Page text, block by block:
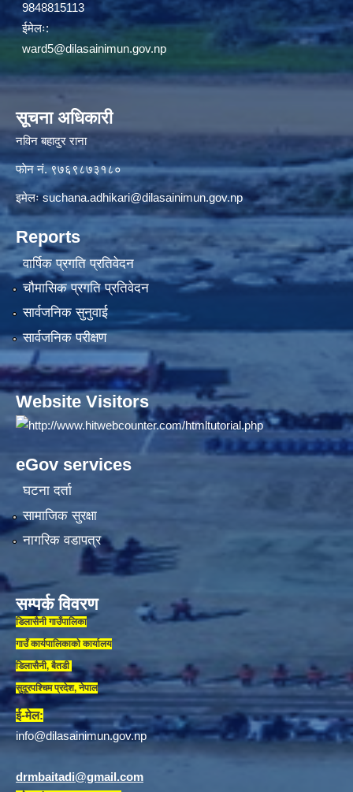
9848815113
ईमेलः:
ward5@dilasainimun.gov.np
सूचना अधिकारी
नविन बहादुर राना
फाेन नं. ९७६९८७३१८०
इमेलःsuchana.adhikari@dilasainimun.gov.np
Reports
वार्षिक प्रगति प्रतिवेदन
चौमासिक प्रगति प्रतिवेदन
सार्वजनिक सुनुवाई
सार्वजनिक परीक्षण
Website Visitors
eGov services
घटना दर्ता
सामाजिक सुरक्षा
नागरिक वडापत्र
सम्पर्क विवरण
डिलासैनी गाउँपालिका
गाउँ कार्यपालिकाकाे कार्यालय
डिलासैनी, बैतडी
सुदूरपश्चिम प्रदेश, नेपाल
ई-मेल:
info@dilasainimun.gov.np
drmbaitadi@gmail.com